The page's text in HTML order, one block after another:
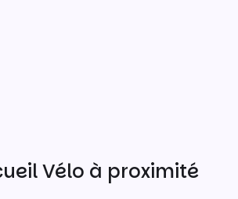
Vélo à proximité